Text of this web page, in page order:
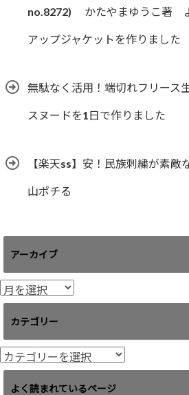
no.8272) かたやまゆうこ著
アップジャケットを作りました
無駄なく活用！端切れフリース
スヌードを1日で作りました
【楽天ss】安！民族刺繍が素敵
山ポチる
アーカイブ
ア
ー
イ
ブ
カテゴリー
カ
テ
よく読まれているページ